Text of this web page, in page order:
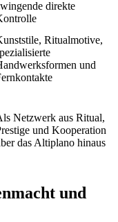
direkte
Ritualmotive,
und
Netzwerk aus Ritual,
und Kooperation
das Altiplano hinaus
und